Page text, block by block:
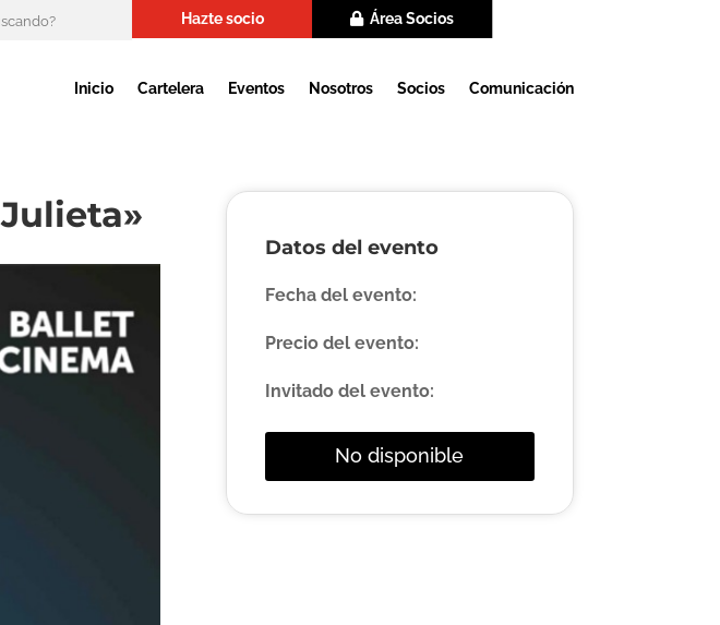
Hazte socio Área Socios
Inicio Cartelera Eventos Nosotros Socios Comunicación
Datos del evento
Fecha del evento:
Precio del evento:
Invitado del evento:
No disponible